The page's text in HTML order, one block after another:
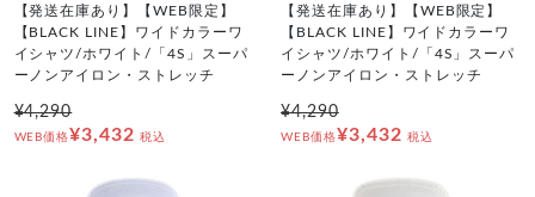
【発送在庫あり】【WEB限定】
【BLACK LINE】ワイドカラーワ
イシャツ/ホワイト/「4S」スーパ
ーノンアイロン・ストレッチ
¥4,290
WEB価格¥3,432 税込
【発送在庫あり】【WEB限定】
【BLACK LINE】ワイドカラーワ
イシャツ/ホワイト/「4S」スーパ
ーノンアイロン・ストレッチ
¥4,290
WEB価格¥3,432 税込